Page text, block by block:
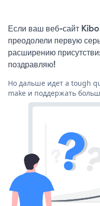
Если ваш веб-сайт
преодолели первую
расширению
поздравляю!
Но дальше идет a tough
make и поддержать